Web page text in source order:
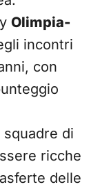
Olimpia-
incontri
con
di
ricche
delle